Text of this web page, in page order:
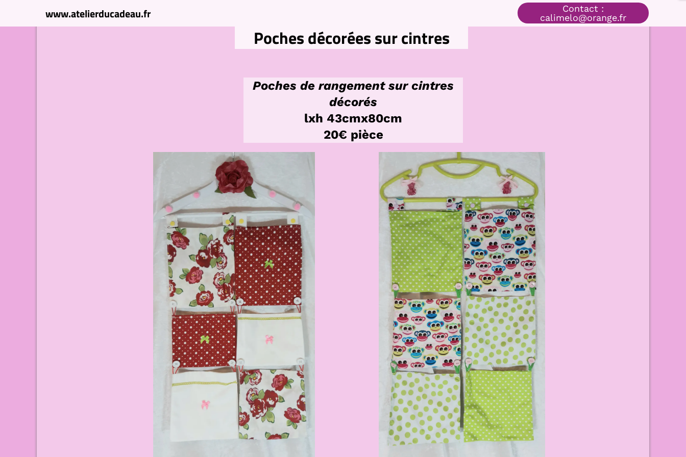
www.atelierducadeau.fr
Contact :
calimelo@orange.fr
Poches décorées sur cintres
Poches de rangement sur cintres
décorés
lxh 43cmx80cm
20€ pièce